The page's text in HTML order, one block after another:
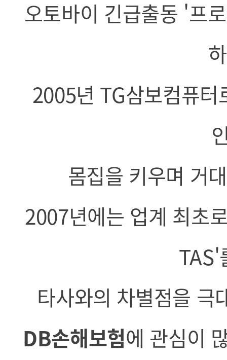
오토바이 긴급출동 '프
2005년 TG삼보컴퓨
몸집을 키우며 거
2007년에는 업계 최초
TAS'
타사와의 차별점을 극
DB손해보험에 관심이